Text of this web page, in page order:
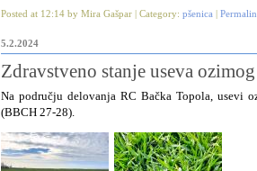
Posted at 12:14 by Mira Gašpar | Category: pšenica
5.2.2024
Zdravstveno stanje useva
Na području delovanja RC Bačka Topola, usevi
(BBCH 27-28).